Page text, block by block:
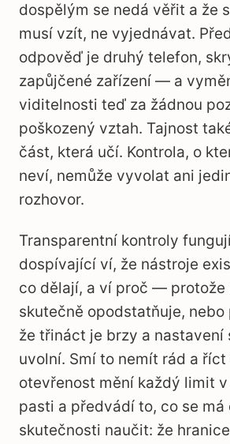
dospělým se nedá věřit a že
musí vzít, ne vyjednávat.
odpověď je druhý telefon,
zapůjčené zařízení — a
viditelnosti teď za žádnou
poškozený vztah. Tajnost
část, která učí. Kontrola, o
neví, nemůže vyvolat ani
rozhovor.
Transparentní kontroly
dospívající ví, že nástroje
co dělají, a ví proč — protože
skutečně opodstatňuje, nebo
že třináct je brzy a nastavení
uvolní. Smí to nemít rád a říct
otevřenost mění každý limit
pasti a předvádí to, co se
skutečnosti naučit: že